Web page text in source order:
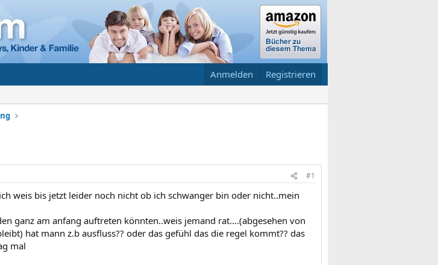
Anmelden Registrieren
#1
weis bis jetzt leider noch nicht ob ich schwanger bin oder nicht..mein
ganz am anfang auftreten könnten..weis jemand rat....(abgesehen von
hat mann z.b ausfluss?? oder das gefühl das die regel kommt?? das
mal